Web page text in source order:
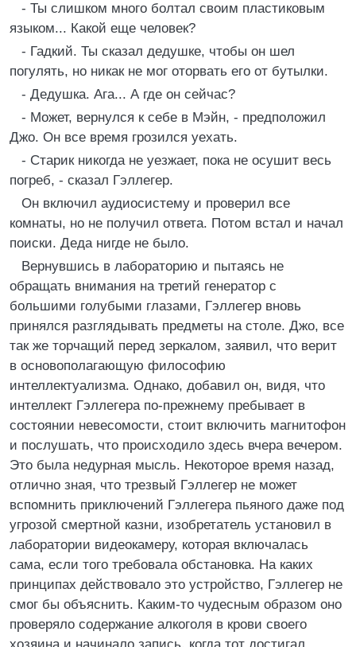
- Ты слишком много болтал своим пластиковым
языком... Какой еще человек?
- Гадкий. Ты сказал дедушке, чтобы он шел
погулять, но никак не мог оторвать его от бутылки.
- Дедушка. Ага... А где он сейчас?
- Может, вернулся к себе в Мэйн, - предположил
Джо. Он все время грозился уехать.
- Старик никогда не уезжает, пока не осушит весь
погреб, - сказал Гэллегер.
Он включил аудиосистему и проверил все
комнаты, но не получил ответа. Потом встал и начал
поиски. Деда нигде не было.
Вернувшись в лабораторию и пытаясь не
обращать внимания на третий генератор с
большими голубыми глазами, Гэллегер вновь
принялся разглядывать предметы на столе. Джо, все
так же торчащий перед зеркалом, заявил, что верит
в основополагающую философию
интеллектуализма. Однако, добавил он, видя, что
интеллект Гэллегера по-прежнему пребывает в
состоянии невесомости, стоит включить магнитофон
и послушать, что происходило здесь вчера вечером.
Это была недурная мысль. Некоторое время назад,
отлично зная, что трезвый Гэллегер не может
вспомнить приключений Гэллегера пьяного даже под
угрозой смертной казни, изобретатель установил в
лаборатории видеокамеру, которая включалась
сама, если того требовала обстановка. На каких
принципах действовало это устройство, Гэллегер не
смог бы объяснить. Каким-то чудесным образом оно
проверяло содержание алкоголя в крови своего